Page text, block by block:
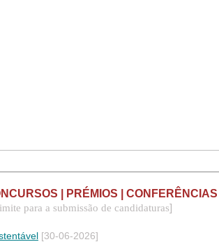
| PRÉMIOS | CONFERÊNCIAS
para a submissão de candidaturas]
[30-06-2026]